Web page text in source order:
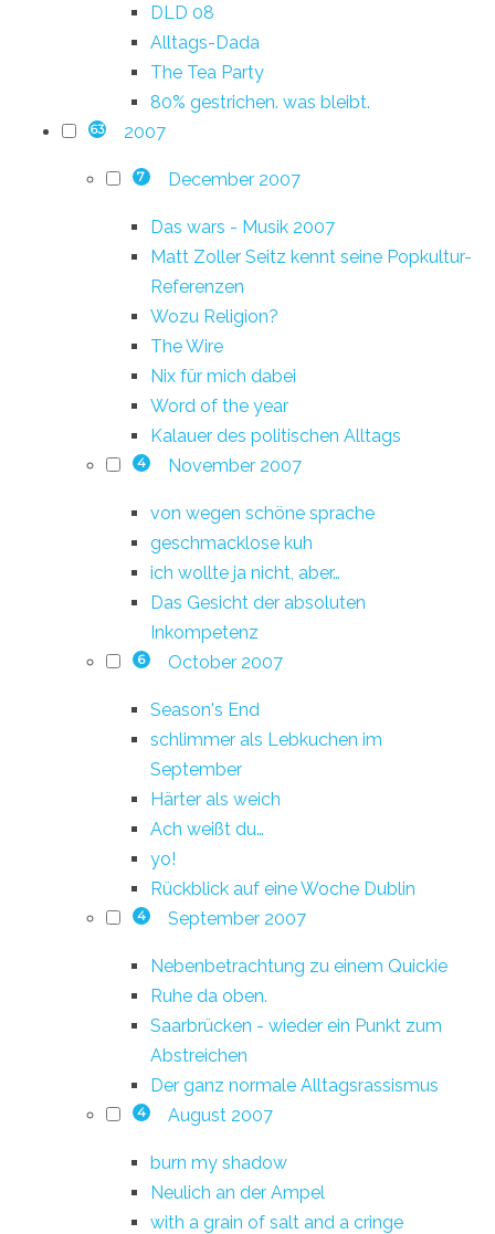
DLD 08
Alltags-Dada
The Tea Party
80% gestrichen. was bleibt.
63 2007
7 December 2007
Das wars - Musik 2007
Matt Zoller Seitz kennt seine Popkultur-
Referenzen
Wozu Religion?
The Wire
Nix für mich dabei
Word of the year
Kalauer des politischen Alltags
4 November 2007
von wegen schöne sprache
geschmacklose kuh
ich wollte ja nicht, aber…
Das Gesicht der absoluten
Inkompetenz
6 October 2007
Season's End
schlimmer als Lebkuchen im
September
Härter als weich
Ach weißt du…
yo!
Rückblick auf eine Woche Dublin
4 September 2007
Nebenbetrachtung zu einem Quickie
Ruhe da oben.
Saarbrücken - wieder ein Punkt zum
Abstreichen
Der ganz normale Alltagsrassismus
4 August 2007
burn my shadow
Neulich an der Ampel
with a grain of salt and a cringe